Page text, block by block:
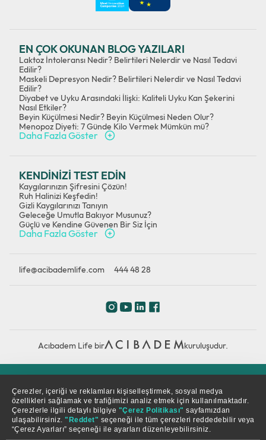
Çerezler, içeriği ve reklamları kişiselleştirmek, sosyal medya
özellikleri sağlamak ve trafiğimizi analiz etmek için kullanılmaktadır.
Çerezlerle ilgili detaylı bilgiye "Çerez Politikası" sayfamızdan
ulaşabilirsiniz. "Reddet" seçeneği ile tüm çerezleri reddedebilir veya
“Çerez Ayarları” seçeneği ile ayarları düzenleyebilirsiniz.
EN ÇOK OKUNAN BLOG YAZILARI
Laktoz İntoleransı Nedir? Belirtileri Nelerdir ve Nasıl Tedavi
Edilir?
Maskeli Depresyon Nedir? Belirtileri Nelerdir ve Nasıl Tedavi
Edilir?
Diyabet ve Uyku Arasındaki İlişki: Kaliteli Uyku Kan Şekerini
Nasıl Etkiler?
Beyin Küçülmesi Nedir? Beyin Küçülmesi Neden Olur?
Menopoz Diyeti: 7 Günde Kilo Vermek Mümkün mü?
Daha Fazla Göster
KENDİNİZİ TEST EDİN
Kaygılarınızın Şifresini Çözün!
Ruh Halinizi Keşfedin!
Gizli Kaygılarınızı Tanıyın
Geleceğe Umutla Bakıyor Musunuz?
Güçlü ve Kendine Güvenen Bir Siz İçin
Daha Fazla Göster
Acıbadem Life bir kuruluşudur.
life@acibademlife.com 444 48 28
© Copyright 2026. Tüm hakları saklıdır.